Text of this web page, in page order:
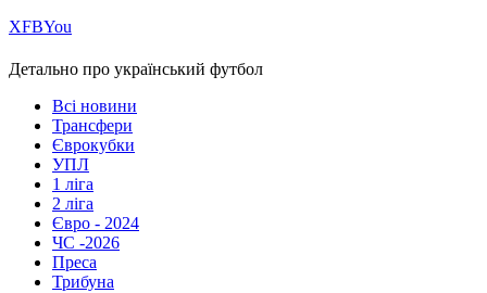
ХFBYou
Детально про український футбол
Всі новини
Трансфери
Єврокубки
УПЛ
1 ліга
2 ліга
Євро - 2024
ЧС -2026
Преса
Трибуна